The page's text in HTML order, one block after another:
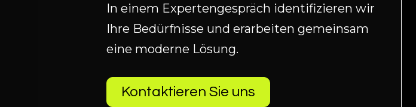
In einem Expertengespräch identifizieren wir
Ihre Bedürfnisse und erarbeiten gemeinsam
eine moderne Lösung.
Kontaktieren Sie uns